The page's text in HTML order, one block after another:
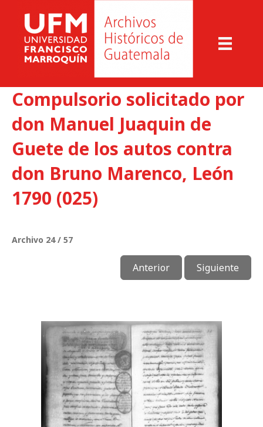
Compulsorio solicitado por
don Manuel Juaquin de
Guete de los autos contra
don Bruno Marenco, León
1790 (025)
Archivo 24 / 57
Anterior Siguiente